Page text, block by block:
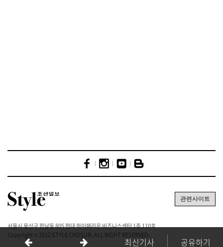
서울시 용산구 한남동 805 현대 하이페리온 비즈니스센터 1층 110호
Copyright © 2012 STYLE CHOSUN. ALL RIGHT RESERVED.
최신기사 공유하기